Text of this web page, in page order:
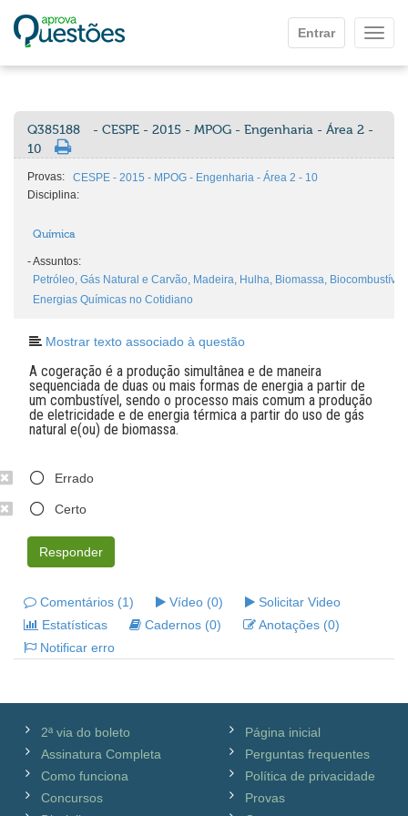
Entrar
Q385188
- CESPE - 2015 - MPOG - Engenharia - Área 2 -
10
Provas:
CESPE - 2015 - MPOG - Engenharia - Área 2 - 10
Disciplina:
Química
-Assuntos:
Petróleo, Gás Natural e Carvão, Madeira, Hulha, Biomassa,
Energias Químicas no Cotidiano
Mostrar texto associado à questão
A cogeração é a produção simultânea e de maneira
sequenciada de duas ou mais formas de energia a partir de
um combustível, sendo o processo mais comum a produção
de eletricidade e de energia térmica a partir do uso de gás
natural e(ou) de biomassa.
Errado
Certo
Responder
Comentários (1) Vídeo (0)
Solicitar Video
Estatísticas
Cadernos (0)
Anotações (0)
Notificar erro
2ª via do boleto
Assinatura Completa
Como funciona
Concursos
Página inicial
Perguntas frequentes
Política de privacidade
Provas